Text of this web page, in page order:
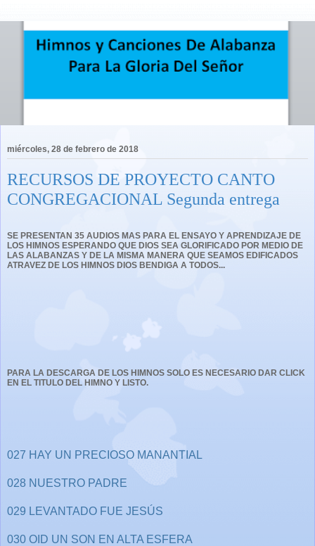
miércoles, 28 de febrero de 2018
RECURSOS DE PROYECTO CANTO
CONGREGACIONAL Segunda entrega
SE PRESENTAN 35 AUDIOS MAS PARA EL ENSAYO Y APRENDIZAJE DE
LOS HIMNOS ESPERANDO QUE DIOS SEA GLORIFICADO POR MEDIO DE
LAS ALABANZAS Y DE LA MISMA MANERA QUE SEAMOS EDIFICADOS
ATRAVEZ DE LOS HIMNOS DIOS BENDIGA A TODOS...
PARA LA DESCARGA DE LOS HIMNOS SOLO ES NECESARIO DAR CLICK
EN EL TITULO DEL HIMNO Y LISTO.
027 HAY UN PRECIOSO MANANTIAL
028 NUESTRO PADRE
029 LEVANTADO FUE JESÚS
030 OID UN SON EN ALTA ESFERA